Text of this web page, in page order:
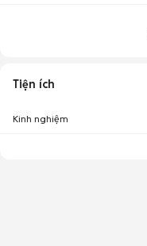
Tiện ích
Kinh nghiệm